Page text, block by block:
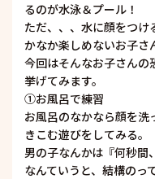
るのが水泳＆プール！
ただ、、、水に顔をつけ
かなか楽しめないお子さ
今回はそんなお子さんの
挙げてみます。
①お風呂で練習
お風呂のなかなら顔を
きこむ遊びをしてみる。
男の子なんかは『何秒間
なんていうと、結構のっ